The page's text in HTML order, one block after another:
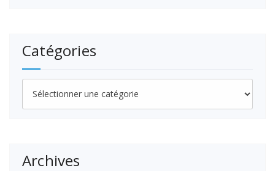
Catégories
Catégories
Archives